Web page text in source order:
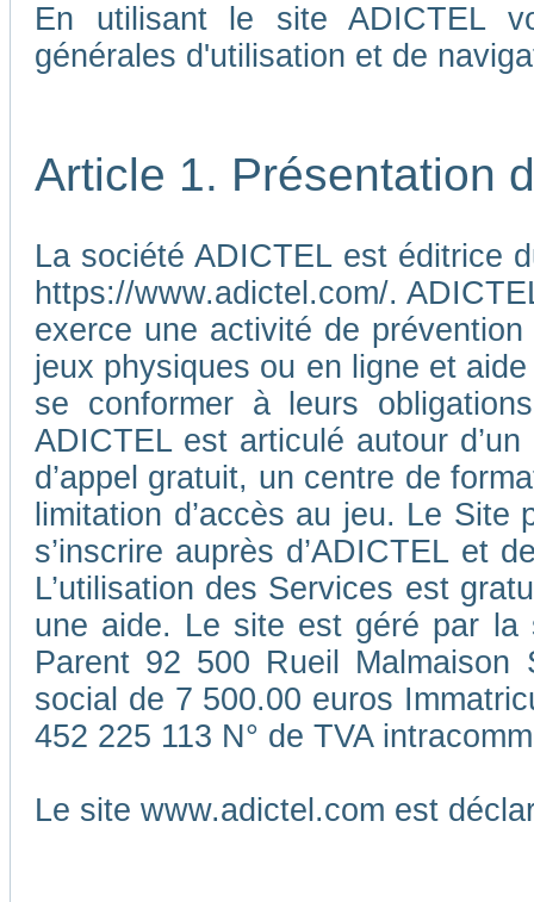
En utilisant le site ADICTEL
générales d'utilisation et de
Article 1. Présentation
La société ADICTEL est éditrice
https://www.adictel.com/.
exerce une activité de
jeux physiques ou en ligne et
se conformer à leurs
ADICTEL est articulé autour
d’appel gratuit, un centre de
limitation d’accès au jeu. Le
s’inscrire auprès d’ADICTEL et
L’utilisation des Services est
une aide. Le site est géré par la
Parent 92 500 Rueil Malmaison
social de 7 500.00 euros
452 225 113 N° de TVA
Le site www.adictel.com est